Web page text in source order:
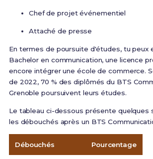
Chef de projet événementiel
Attaché de presse
En termes de poursuite d'études, tu peux
Bachelor en communication, une licence
encore intégrer une école de commerce.
de 2022, 70 % des diplômés du BTS
Grenoble poursuivent leurs études.
Le tableau ci-dessous présente quelques
les débouchés après un BTS
Débouchés Pourcentage